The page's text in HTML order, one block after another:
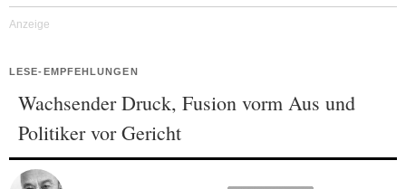
LESE-EMPFEHLUNGEN
Wachsender Druck, Fusion vorm Aus und
Politiker vor Gericht